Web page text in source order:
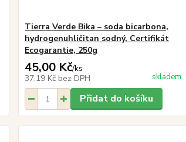
Tierra Verde Bika – soda bicarbona,
hydrogenuhličitan sodný, Certifikát
Ecogarantie, 250g
45,00 Kč/ks
37,19 Kč bez DPH skladem
Přidat do košíku